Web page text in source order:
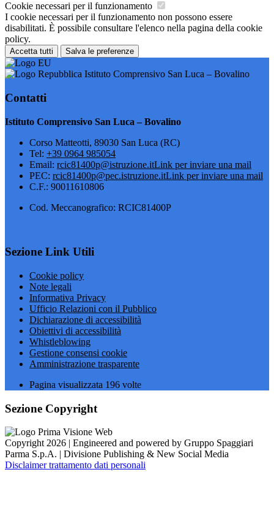
Cookie necessari per il funzionamento
I cookie necessari per il funzionamento non possono essere
disabilitati. È possibile consultare l'elenco nella pagina della cookie
policy.
Accetta tutti Salva le preferenze
Istituto Comprensivo San Luca – Bovalino
Contatti
Istituto Comprensivo San Luca – Bovalino
Corso Matteotti, 89030 San Luca (RC)
Tel: +39 0964 985054
Email: rcic81400p@istruzione.itLink per inviare una mail
PEC: rcic81400p@pec.istruzione.itLink per inviare una mail
C.F.: 90011610806
Cod. Meccanografico: RCIC81400P
Sezione Link Utili
Cookie policy
Note legali
Informativa Privacy
Ufficio Relazioni con il Pubblico
Dichiarazione di accessibilità
Obiettivi di accessibilità
Whistleblowing
Gestione consensi cookie
Amministrazione trasparente
Pagina visualizzata 196 volte
Sezione Copyright
Copyright 2026 | Engineered and powered by Gruppo Spaggiari
Parma S.p.A. | Divisione Publishing & New Social Media
Disclaimer trattamento dati personali